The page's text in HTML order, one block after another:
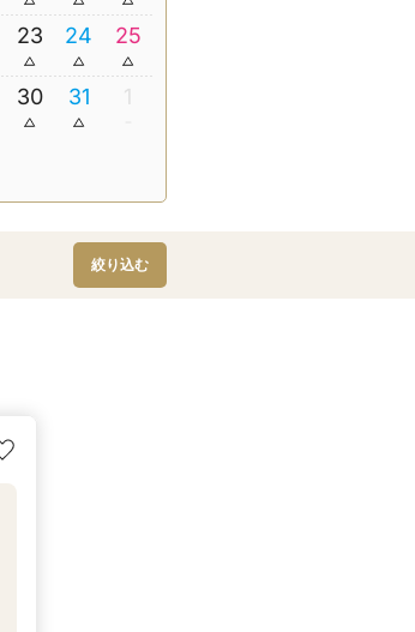
23 24 25
30 31 1
絞り込む